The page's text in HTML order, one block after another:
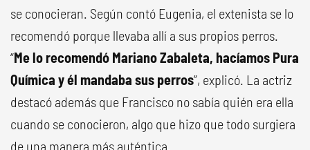
se conocieran. Según contó Eugenia, el extenista se lo
recomendó porque llevaba allí a sus propios perros.
“Me lo recomendó Mariano Zabaleta, hacíamos Pura
Química y él mandaba sus perros”, explicó. La actriz
destacó además que Francisco no sabía quién era ella
cuando se conocieron, algo que hizo que todo surgiera
de una manera más auténtica.